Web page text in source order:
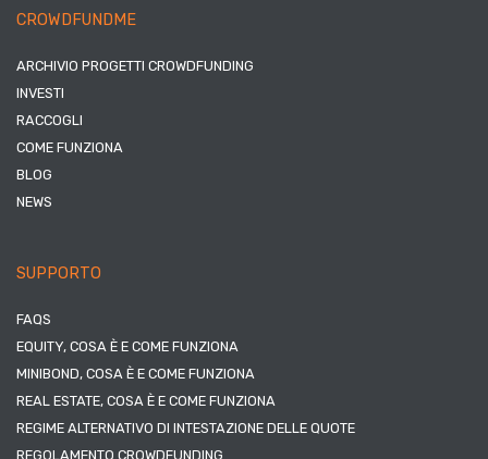
CROWDFUNDME
ARCHIVIO PROGETTI CROWDFUNDING
INVESTI
RACCOGLI
COME FUNZIONA
BLOG
NEWS
SUPPORTO
FAQS
EQUITY, COSA È E COME FUNZIONA
MINIBOND, COSA È E COME FUNZIONA
REAL ESTATE, COSA È E COME FUNZIONA
REGIME ALTERNATIVO DI INTESTAZIONE DELLE QUOTE
REGOLAMENTO CROWDFUNDING